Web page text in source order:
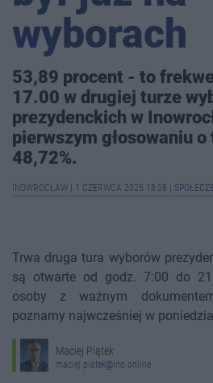
wyborach
53,89 procent - to
17.00 w drugiej turze
prezydenckich w
pierwszym głosowaniu o
48,72%.
INOWROCŁAW 1 CZERWCA 2025 18:08
Trwa druga tura wyborów
są otwarte od godz. 7:00 do
osoby z ważnym
poznamy najwcześniej w
Maciej Piątek
maciej.piatek@ino.online